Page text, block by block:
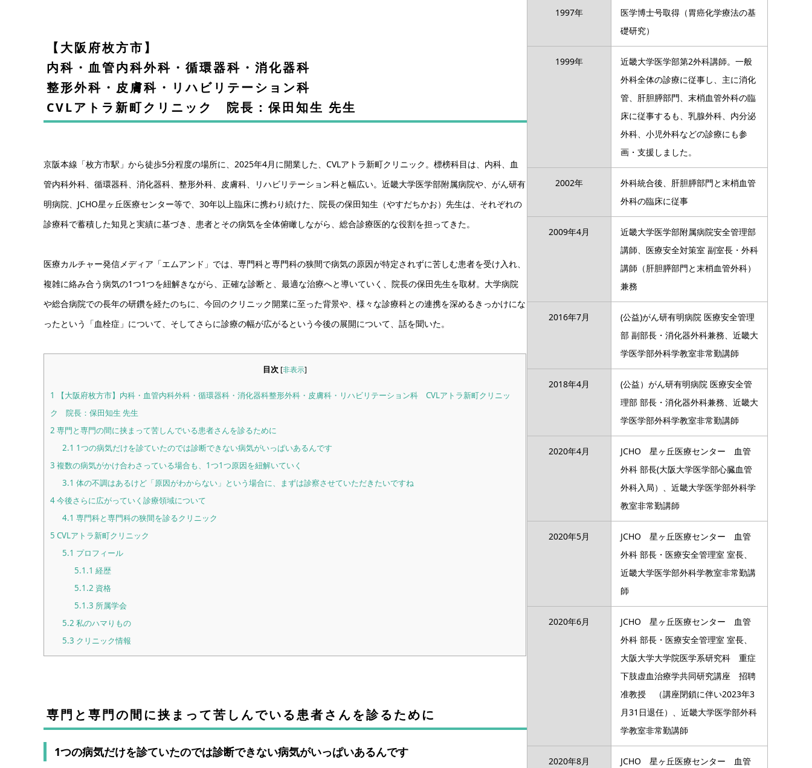
【大阪府枚方市】
内科・血管内科外科・循環器科・消化器科
整形外科・皮膚科・リハビリテーション科
CVLアトラ新町クリニック 院長：保田知生 先生
京阪本線「枚方市駅」から徒歩5分程度の場所に、2025年4月に開業した、CVLアトラ新町クリニック。標榜科目は、内科、血
管内科外科、循環器科、消化器科、整形外科、皮膚科、リハビリテーション科と幅広い。近畿大学医学部附属病院や、がん研有
明病院、JCHO星ヶ丘医療センター等で、30年以上臨床に携わり続けた、院長の保田知生（やすだちかお）先生は、それぞれの
診療科で蓄積した知見と実績に基づき、患者とその病気を全体俯瞰しながら、総合診療医的な役割を担ってきた。
医療カルチャー発信メディア「エムアンド」では、専門科と専門科の狭間で病気の原因が特定されずに苦しむ患者を受け入れ、
複雑に絡み合う病気の1つ1つを紐解きながら、正確な診断と、最適な治療へと導いていく、院長の保田先生を取材。大学病院
や総合病院での長年の研鑽を経たのちに、今回のクリニック開業に至った背景や、様々な診療科との連携を深めるきっかけにな
ったという「血栓症」について、そしてさらに診療の幅が広がるという今後の展開について、話を聞いた。
目次 [非表示]
1
【大阪府枚方市】内科・血管内科外科・循環器科・消化器科整形外科・皮膚科・リハビリテーション科 CVLアトラ新町クリニッ
ク 院長：保田知生 先生
2 専門と専門の間に挟まって苦しんでいる患者さんを診るために
2.1 1つの病気だけを診ていたのでは診断できない病気がいっぱいあるんです
3 複数の病気がかけ合わさっている場合も、1つ1つ原因を紐解いていく
3.1 体の不調はあるけど「原因がわからない」という場合に、まずは診察させていただきたいですね
4今後さらに広がっていく診療領域について
4.1 専門科と専門科の狭間を診るクリニック
5 CVLアトラ新町クリニック
5.1 プロフィール
5.1.1 経歴
5.1.2 資格
5.1.3 所属学会
5.2 私のハマりもの
5.3 クリニック情報
専門と専門の間に挟まって苦しんでいる患者さんを診るために
1つの病気だけを診ていたのでは診断できない病気がいっぱいあるんです
1997年
医学博士号取得（胃癌化学療法の基
礎研究）
1999年
近畿大学医学部第2外科講師。一般
外科全体の診療に従事し、主に消化
管、肝胆膵部門、末梢血管外科の臨
床に従事するも、乳腺外科、内分泌
外科、小児外科などの診療にも参
画・支援しました。
2002年
外科統合後、肝胆膵部門と末梢血管
外科の臨床に従事
2009年4月
近畿大学医学部附属病院安全管理部
講師、医療安全対策室 副室長・外科
講師（肝胆膵部門と末梢血管外科）
兼務
2016年7月
(公益)がん研有明病院 医療安全管理
部 副部長・消化器外科兼務、近畿大
学医学部外科学教室非常勤講師
2018年4月
(公益）がん研有明病院 医療安全管
理部 部長・消化器外科兼務、近畿大
学医学部外科学教室非常勤講師
2020年4月
JCHO 星ヶ丘医療センター 血管
外科 部長(大阪大学医学部心臓血管
外科入局）、近畿大学医学部外科学
教室非常勤講師
2020年5月
JCHO 星ヶ丘医療センター 血管
外科 部長・医療安全管理室 室長、
近畿大学医学部外科学教室非常勤講
師
2020年6月
JCHO 星ヶ丘医療センター 血管
外科 部長・医療安全管理室 室長、
大阪大学大学院医学系研究科 重症
下肢虚血治療学共同研究講座 招聘
准教授 （講座閉鎖に伴い2023年3
月31日退任）、近畿大学医学部外科
学教室非常勤講師
2020年8月
JCHO 星ヶ丘医療センター 血管